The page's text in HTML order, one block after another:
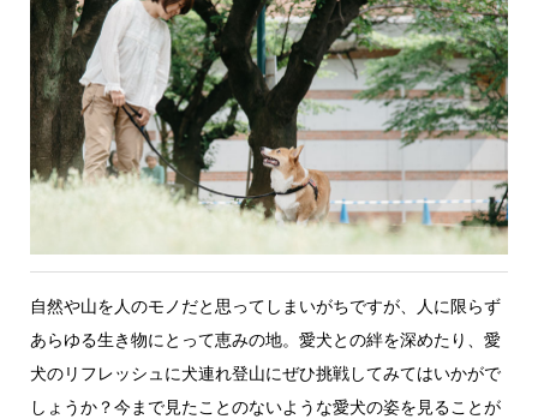
自然や山を人のモノだと思ってしまいがちですが、人に限らず
あらゆる生き物にとって恵みの地。愛犬との絆を深めたり、愛
犬のリフレッシュに犬連れ登山にぜひ挑戦してみてはいかがで
しょうか？今まで見たことのないような愛犬の姿を見ることが